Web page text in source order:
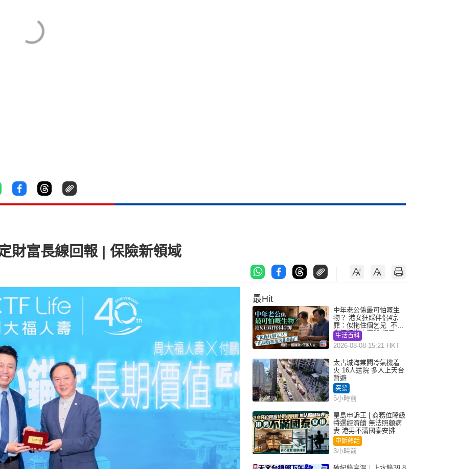
財富長線回報 | 保險新領域
最Hit
中年老公係最可怕嘅生
物？ 港女狂踩伴侶4宗
罪：似拖住個乞兒 不解
為何經常去廁所 網民一
語道破
生活百科
2026-08-08 15:21 HKT
太古城海棠閣冷氣機着
火 16人送院 多人上天台
暫避
突發
5小時前
星島申訴王 | 商務位降級
特選經濟艙 無法照顧病
妻 港男不滿國泰安排
申訴熱話
3小時前